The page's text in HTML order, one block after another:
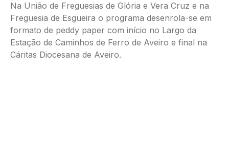
Na União de Freguesias de Glória e Vera Cruz e na
Freguesia de Esgueira o programa desenrola-se em
formato de peddy paper com início no Largo da
Estação de Caminhos de Ferro de Aveiro e final na
Cáritas Diocesana de Aveiro.